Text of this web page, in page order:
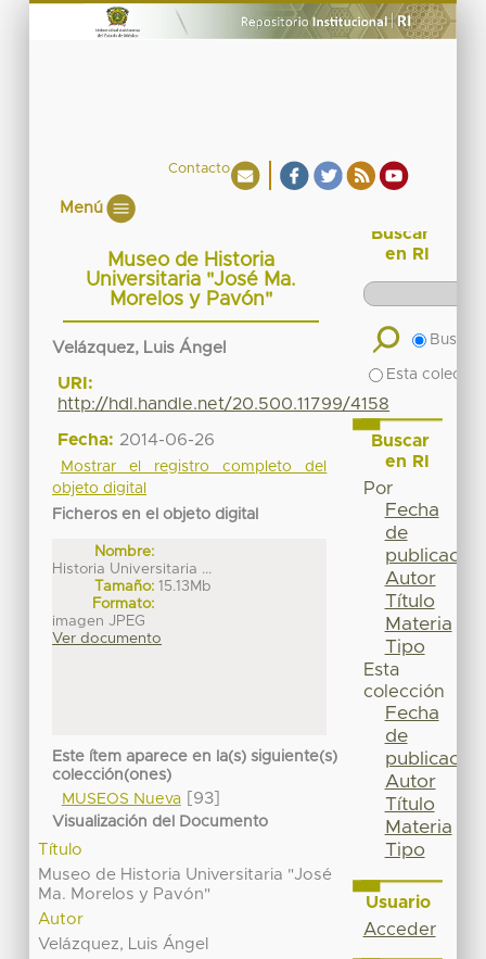
Contacto
Menú
Museo de Historia
Universitaria "José Ma.
Morelos y Pavón"
Velázquez, Luis Ángel
URI:
http://hdl.handle.net/20.500.11799/4158
Fecha: 2014-06-26
Mostrar el registro completo del
objeto digital
Ficheros en el objeto digital
Nombre:
Historia Universitaria ...
Tamaño: 15.13Mb
Formato:
imagen JPEG
Ver documento
Este ítem aparece en la(s) siguiente(s)
colección(ones)
MUSEOS Nueva[93]
Visualización del Documento
Título
Museo de Historia Universitaria "José
Ma. Morelos y Pavón"
Autor
Velázquez, Luis Ángel
Buscar
en RI
Buscar
Esta
Buscar
en RI
Por
Fecha
de
publicación
Autor
Título
Materia
Tipo
Esta
colección
Fecha
de
publicación
Autor
Título
Materia
Tipo
Usuario
Acceder